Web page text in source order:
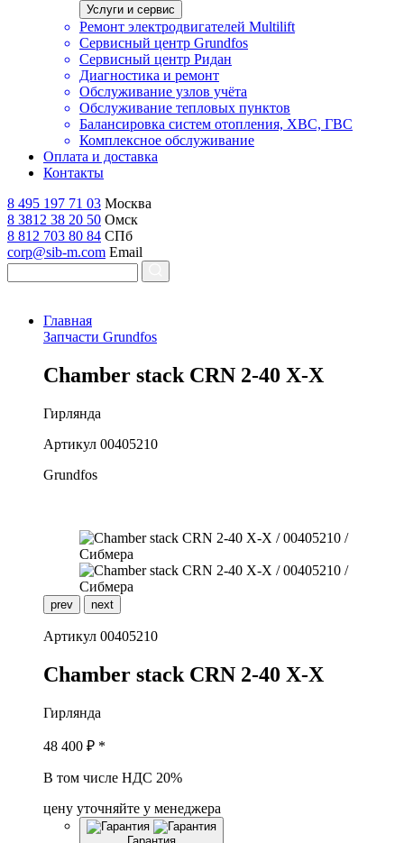
Услуги и сервис
Ремонт электродвигателей Multilift
Сервисный центр Grundfos
Сервисный центр Ридан
Диагностика и ремонт
Обслуживание узлов учёта
Обслуживание тепловых пунктов
Балансировка систем отопления, ХВС, ГВС
Комплексное обслуживание
Оплата и доставка
Контакты
8 495 197 71 03 Москва
8 3812 38 20 50 Омск
8 812 703 80 84 СПб
corp@sib-m.com Email
Главная
Запчасти Grundfos
Chamber stack CRN 2-40 X-X
Гирлянда
Артикул 00405210
Grundfos
prev next
Артикул 00405210
Chamber stack CRN 2-40 X-X
Гирлянда
48 400 ₽ *
В том числе НДС 20%
цену уточняйте у менеджера